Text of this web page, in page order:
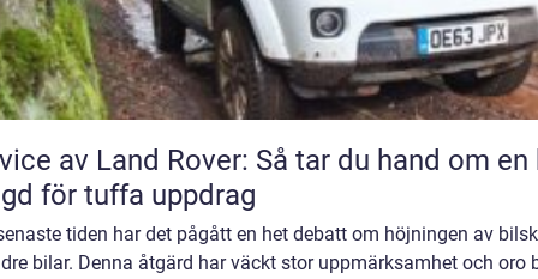
av Land Rover: Så tar du hand om en
för tuffa uppdrag
tiden har det pågått en het debatt om höjningen av
bilar. Denna åtgärd har väckt stor uppmärksamhet och oro